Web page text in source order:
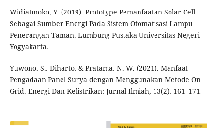
Widiatmoko, Y. (2019). Prototype Pemanfaatan Solar Cell
Sebagai Sumber Energi Pada Sistem Otomatisasi Lampu
Penerangan Taman. Lumbung Pustaka Universitas Negeri
Yogyakarta.
Yuwono, S., Diharto, & Pratama, N. W. (2021). Manfaat
Pengadaan Panel Surya dengan Menggunakan Metode On
Grid. Energi Dan Kelistrikan: Jurnal Ilmiah, 13(2), 161–171.